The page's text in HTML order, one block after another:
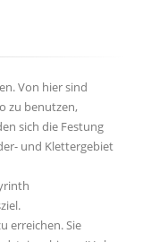
Von hier sind
zu benutzen,
sich die Festung
und Klettergebiet
erreichen. Sie